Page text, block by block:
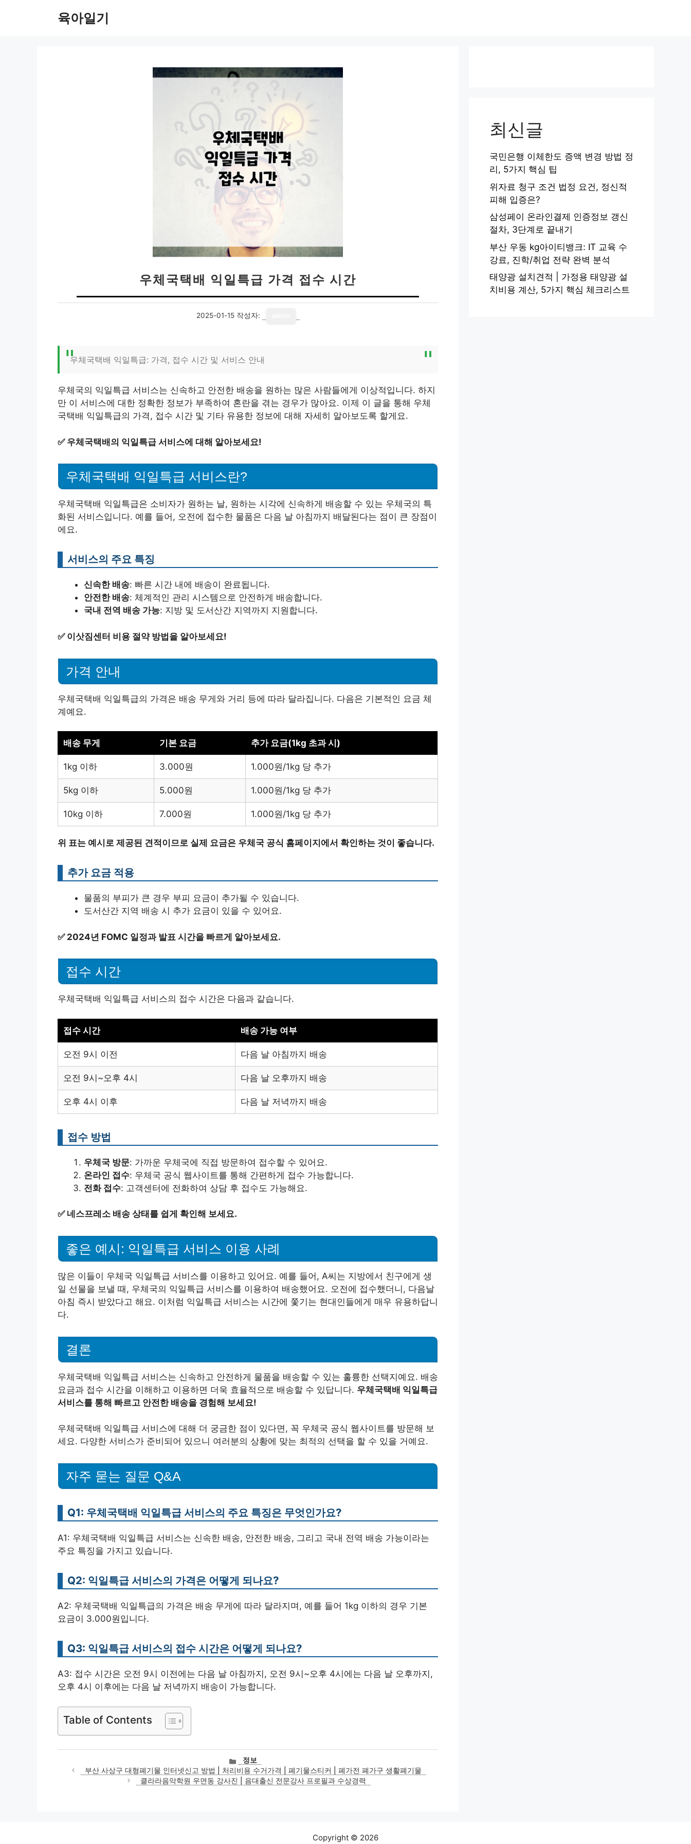
육아일기
우체국택배 익일특급 가격 접수 시간
2025-01-15 작성자:
우체국택배 익일특급: 가격, 접수 시간 및 서비스 안내
우체국의 익일특급 서비스는 신속하고 안전한 배송을 원하는 많은 사람들에게 이상적입니다. 하지
만 이 서비스에 대한 정확한 정보가 부족하여 혼란을 겪는 경우가 많아요. 이제 이 글을 통해 우체
국택배 익일특급의 가격, 접수 시간 및 기타 유용한 정보에 대해 자세히 알아보도록 할게요.
✅ 우체국택배의 익일특급 서비스에 대해 알아보세요!
우체국택배 익일특급 서비스란?
우체국택배 익일특급은 소비자가 원하는 날, 원하는 시각에 신속하게 배송할 수 있는 우체국의 특
화된 서비스입니다. 예를 들어, 오전에 접수한 물품은 다음 날 아침까지 배달된다는 점이 큰 장점이
에요.
서비스의 주요 특징
신속한 배송: 빠른 시간 내에 배송이 완료됩니다.
안전한 배송: 체계적인 관리 시스템으로 안전하게 배송합니다.
국내 전역 배송 가능: 지방 및 도서산간 지역까지 지원합니다.
✅ 이삿짐센터 비용 절약 방법을 알아보세요!
가격 안내
우체국택배 익일특급의 가격은 배송 무게와 거리 등에 따라 달라집니다. 다음은 기본적인 요금 체
계예요.
배송 무게 기본 요금 추가 요금(1kg 초과 시)
1kg 이하 3.000원 1.000원/1kg 당 추가
5kg 이하 5.000원 1.000원/1kg 당 추가
10kg 이하 7.000원 1.000원/1kg 당 추가
위 표는 예시로 제공된 견적이므로 실제 요금은 우체국 공식 홈페이지에서 확인하는 것이 좋습니다.
추가 요금 적용
물품의 부피가 큰 경우 부피 요금이 추가될 수 있습니다.
도서산간 지역 배송 시 추가 요금이 있을 수 있어요.
✅ 2024년 FOMC 일정과 발표 시간을 빠르게 알아보세요.
접수 시간
우체국택배 익일특급 서비스의 접수 시간은 다음과 같습니다.
접수 시간 배송 가능 여부
오전 9시 이전 다음 날 아침까지 배송
오전 9시~오후 4시 다음 날 오후까지 배송
오후 4시 이후 다음 날 저녁까지 배송
접수 방법
우체국 방문: 가까운 우체국에 직접 방문하여 접수할 수 있어요.
온라인 접수: 우체국 공식 웹사이트를 통해 간편하게 접수 가능합니다.
전화 접수: 고객센터에 전화하여 상담 후 접수도 가능해요.
✅ 네스프레소 배송 상태를 쉽게 확인해 보세요.
좋은 예시: 익일특급 서비스 이용 사례
많은 이들이 우체국 익일특급 서비스를 이용하고 있어요. 예를 들어, A씨는 지방에서 친구에게 생
일 선물을 보낼 때, 우체국의 익일특급 서비스를 이용하여 배송했어요. 오전에 접수했더니, 다음날
아침 즉시 받았다고 해요. 이처럼 익일특급 서비스는 시간에 쫓기는 현대인들에게 매우 유용하답니
다.
결론
우체국택배 익일특급 서비스는 신속하고 안전하게 물품을 배송할 수 있는 훌륭한 선택지예요. 배송
요금과 접수 시간을 이해하고 이용하면 더욱 효율적으로 배송할 수 있답니다. 우체국택배 익일특급
서비스를 통해 빠르고 안전한 배송을 경험해 보세요!
우체국택배 익일특급 서비스에 대해 더 궁금한 점이 있다면, 꼭 우체국 공식 웹사이트를 방문해 보
세요. 다양한 서비스가 준비되어 있으니 여러분의 상황에 맞는 최적의 선택을 할 수 있을 거예요.
자주 묻는 질문 Q&A
Q1: 우체국택배 익일특급 서비스의 주요 특징은 무엇인가요?
A1: 우체국택배 익일특급 서비스는 신속한 배송, 안전한 배송, 그리고 국내 전역 배송 가능이라는
주요 특징을 가지고 있습니다.
Q2: 익일특급 서비스의 가격은 어떻게 되나요?
A2: 우체국택배 익일특급의 가격은 배송 무게에 따라 달라지며, 예를 들어 1kg 이하의 경우 기본
요금이 3.000원입니다.
Q3: 익일특급 서비스의 접수 시간은 어떻게 되나요?
A3: 접수 시간은 오전 9시 이전에는 다음 날 아침까지, 오전 9시~오후 4시에는 다음 날 오후까지,
오후 4시 이후에는 다음 날 저녁까지 배송이 가능합니다.
Table of Contents
카
테
고
정보
부산 사상구 대형폐기물 인터넷신고 방법 | 처리비용 수거가격 | 폐기물스티커 | 폐가전 폐가구 생활폐기물
클라라음악학원 우면동 강사진 | 음대출신 전문강사 프로필과 수상경력
최신글
국민은행 이체한도 증액 변경 방법 정
리, 5가지 핵심 팁
위자료 청구 조건 법정 요건, 정신적
피해 입증은?
삼성페이 온라인결제 인증정보 갱신
절차, 3단계로 끝내기
부산 우동 kg아이티뱅크: IT 교육 수
강료, 진학/취업 전략 완벽 분석
태양광 설치견적 | 가정용 태양광 설
치비용 계산, 5가지 핵심 체크리스트
Copyright © 2026